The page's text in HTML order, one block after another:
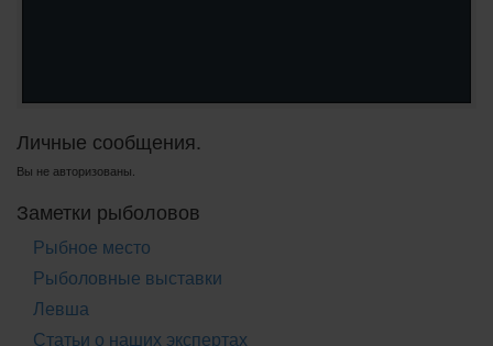
Личные сообщения.
Вы не авторизованы.
Заметки рыболовов
Рыбное место
Рыболовные выставки
Левша
Статьи о наших экспертах